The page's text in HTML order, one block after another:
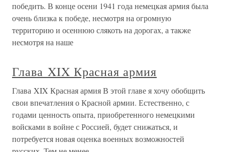
победить. В конце осени 1941 года немецкая армия была
очень близка к победе, несмотря на огромную
территорию и осеннюю слякоть на дорогах, а также
несмотря на наше
Глава XIX Красная армия
Глава XIX Красная армия В этой главе я хочу обобщить
свои впечатления о Красной армии. Естественно, с
годами ценность опыта, приобретенного немецкими
войсками в войне с Россией, будет снижаться, и
потребуется новая оценка военных возможностей